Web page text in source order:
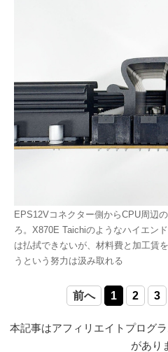
EPS12Vコネクター側からCPU周辺
ろ。X870E Taichiのようなハイエン
は払拭できないが、材料費と加工賃
うという努力は汲み取れる
前へ 1 2 3
本記事はアフィリエイトプログ
があり